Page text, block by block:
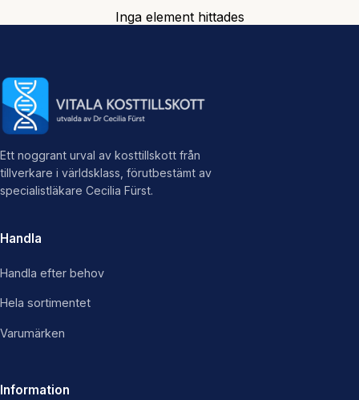
Inga element hittades
Ett noggrant urval av kosttillskott från
tillverkare i världsklass, förutbestämt av
specialistläkare Cecilia Fürst.
Handla
Handla efter behov
Hela sortimentet
Varumärken
Information